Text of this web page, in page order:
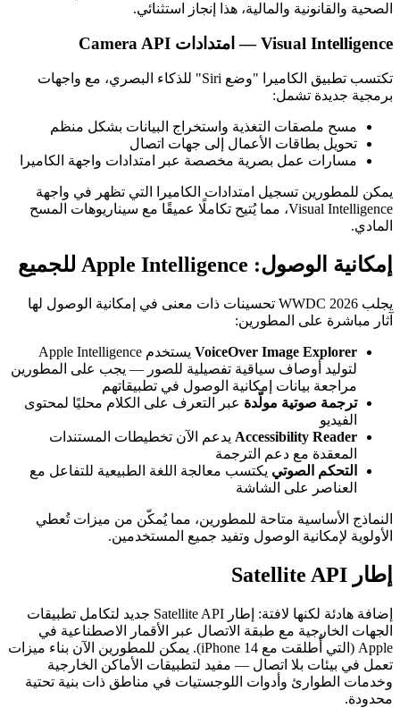
الصحية والقانونية والمالية، هذا إنجاز استثنائي.
Visual Intelligence — امتدادات Camera API
تكتسب تطبيق الكاميرا "وضع Siri" للذكاء البصري، مع واجهات
برمجية جديدة تشمل:
مسح ملصقات التغذية واستخراج البيانات بشكل منظم
تحويل بطاقات الأعمال إلى جهات اتصال
مسارات عمل بصرية مخصصة عبر امتدادات واجهة الكاميرا
يمكن للمطورين تسجيل امتدادات الكاميرا التي تظهر في واجهة
Visual Intelligence، مما يُتيح تكاملًا عميقًا مع سيناريوهات المسح
المادي.
إمكانية الوصول: Apple Intelligence للجميع
يجلب WWDC 2026 تحسينات ذات معنى في إمكانية الوصول لها
آثار مباشرة على المطورين:
VoiceOver Image Explorer
يستخدم Apple Intelligence
لتوليد أوصاف سياقية تفصيلية للصور — يجب على المطورين
مراجعة بيانات إمكانية الوصول في تطبيقاتهم
ترجمة صوتية مولّدةعبر التعرف على الكلام محليًا لمحتوى
الفيديو
Accessibility Readerيدعم الآن تخطيطات المستندات
المعقدة مع دعم الترجمة
التحكم الصوتي يكتسب معالجة اللغة الطبيعية للتفاعل مع
العناصر على الشاشة
النماذج الأساسية متاحة للمطورين، مما يُمكّن من ميزات تُعطي
الأولوية لإمكانية الوصول وتفيد جميع المستخدمين.
إطار Satellite API
إضافة هادئة لكنها لافتة: إطار Satellite API جديد لتكامل تطبيقات
الجهات الخارجية مع طبقة الاتصال عبر الأقمار الاصطناعية في
Apple (التي أُطلقت مع iPhone 14). يمكن للمطورين الآن بناء ميزات
تعمل في بيئات بلا اتصال — مفيد لتطبيقات الأماكن الخارجية
وخدمات الطوارئ وأدوات اللوجستيات في مناطق ذات بنية تحتية
محدودة.